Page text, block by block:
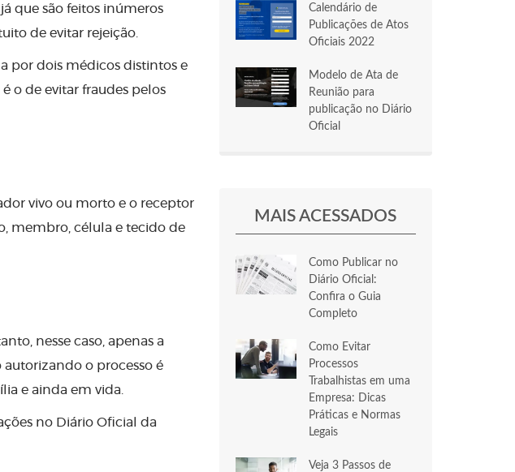
que são feitos inúmeros
de evitar rejeição.
por dois médicos distintos e
o de evitar fraudes pelos
vivo ou morto e o receptor
membro, célula e tecido de
nesse caso, apenas a
o processo é
e ainda em vida.
no Diário Oficial da
Calendário de
Publicações de Atos
Oficiais 2022
Modelo de Ata de
Reunião para
publicação no Diário
Oficial
MAIS ACESSADOS
Como Publicar no
Diário Oficial:
Confira o Guia
Completo
Como Evitar
Processos
Trabalhistas em uma
Empresa: Dicas
Práticas e Normas
Legais
Veja 3 Passos de